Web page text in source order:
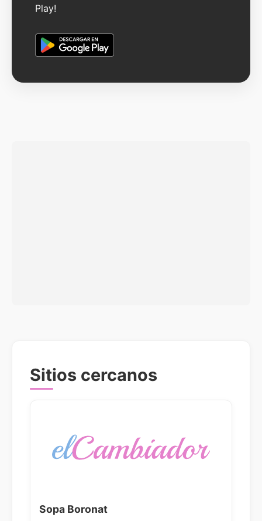
Play!
Sitios cercanos
Sopa Boronat